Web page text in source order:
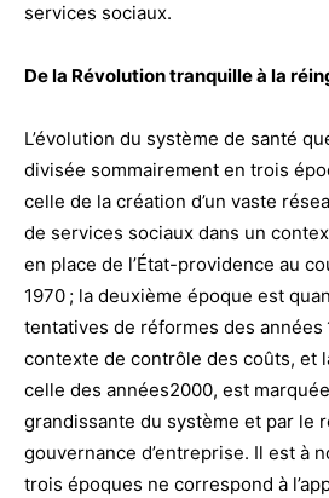
services sociaux.
De la Révolution tranquille à la
L’évolution du système de santé
divisée sommairement en trois
celle de la création d’un vaste
de services sociaux dans un
en place de l’État-providence au
1970 ; la deuxième époque est
tentatives de réformes des années
contexte de contrôle des coûts, et
celle des années2000, est
grandissante du système et par le
gouvernance d’entreprise. Il est à
trois époques ne correspond à